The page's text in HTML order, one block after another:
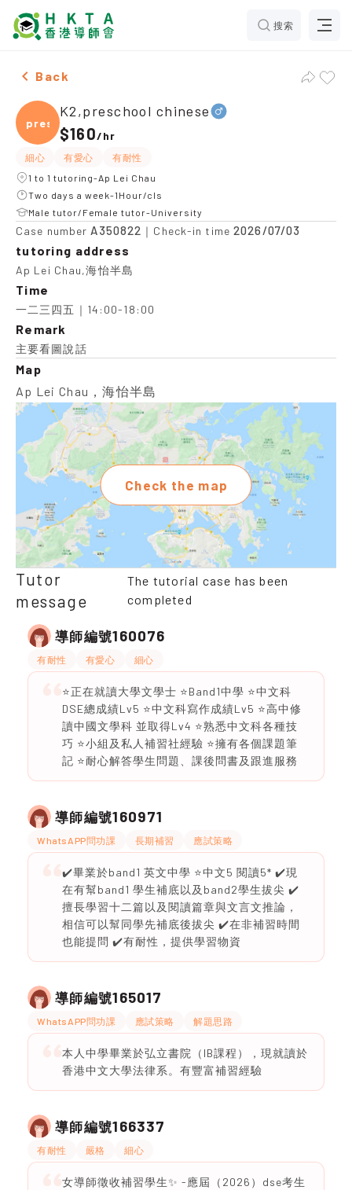
搜索
Male K2,preschool chinese，Ap Lei Chau Tuition
Back
presc
K2,preschool chinese
$160/hr
細心 有愛心
有耐性
1 to 1 tutoring-Ap Lei Chau
Two days a week-1Hour/cls
Male tutor/Female tutor-University
Case number A350822 ｜Check-in time2026/07/03
tutoring address
Ap Lei Chau,海怡半島
Time
一二三四五｜14:00-18:00
Remark
主要看圖說話
Map
Ap Lei Chau，海怡半島
Check the map
Tutor
message
The tutorial case has been
completed
導師編號160076
有耐性 有愛心 細心
⭐️正在就讀大學文學士 ⭐️Band1中學 ⭐️中文科
DSE總成績Lv5 ⭐️中文科寫作成績Lv5 ⭐️高中修
讀中國文學科 並取得Lv4 ⭐️熟悉中文科各種技
巧 ⭐️小組及私人補習社經驗 ⭐️擁有各個課題筆
記 ⭐️耐心解答學生問題、課後問書及跟進服務
導師編號160971
WhatsAPP問功課 長期補習 應試策略
✔️畢業於band1 英文中學 ⭐️中文5 閱讀5* ✔️現
在有幫band1 學生補底以及band2學生拔尖 ✔️
擅長學習十二篇以及閱讀篇章與文言文推論，
相信可以幫同學先補底後拔尖 ✔️在非補習時間
也能提問 ✔️有耐性，提供學習物資
導師編號165017
WhatsAPP問功課 應試策略 解題思路
本人中學畢業於弘立書院（IB課程），現就讀於
香港中文大學法律系。有豐富補習經驗
導師編號166337
有耐性 嚴格 細心
女導師徵收補習學生✨ -應屆（2026）dse考生